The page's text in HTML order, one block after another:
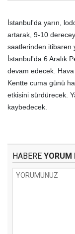
İstanbul'da yarın,
artarak, 9-10
saatlerinden itibaren
İstanbul'da 6 Aralık
devam edecek. Hava
Kentte cuma günü
etkisini sürdürecek.
kaybedecek.
HABERE YORUM